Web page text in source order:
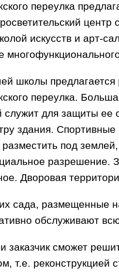
переулка
искусств и арт-
школы предлагается
переулка.
служит для защиты ее
здания.
разместить под
разрешение.
Дворовая
сада, размещенные
обслуживают
заказчик сможет
т.е. реконструкцией